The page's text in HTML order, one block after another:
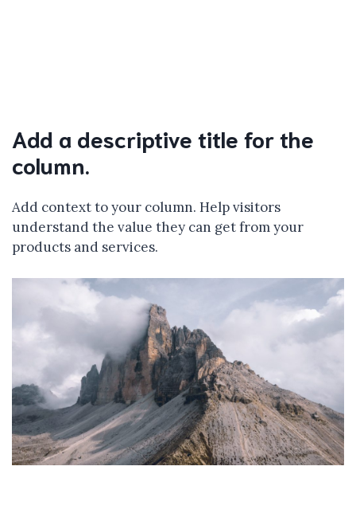
Add a descriptive title for the
column.
Add context to your column. Help visitors
understand the value they can get from your
products and services.